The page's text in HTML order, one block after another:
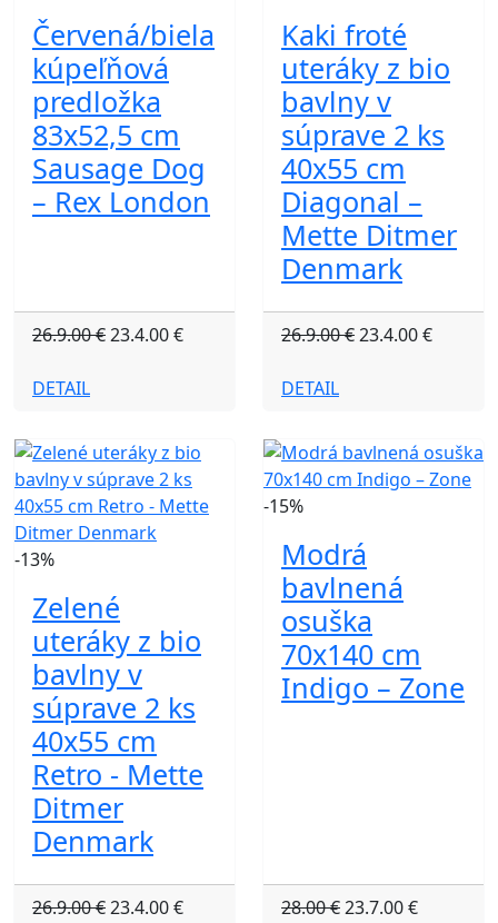
Červená/biela
kúpeľňová
predložka
83x52,5 cm
Sausage Dog
– Rex London
26.9.00 €23.4.00 €
DETAIL
Kaki froté
uteráky z bio
bavlny v
súprave 2 ks
40x55 cm
Diagonal –
Mette Ditmer
Denmark
26.9.00 €23.4.00 €
DETAIL
-13%
Zelené
uteráky z bio
bavlny v
súprave 2 ks
40x55 cm
Retro - Mette
Ditmer
Denmark
26.9.00 €23.4.00 €
-15%
Modrá
bavlnená
osuška
70x140 cm
Indigo – Zone
28.00 €23.7.00 €